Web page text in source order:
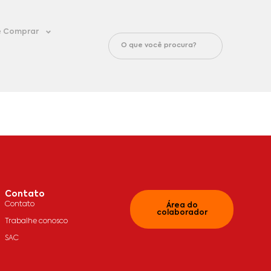
Comprar
Contato
Contato
Trabalhe conosco
SAC
Área do
colaborador